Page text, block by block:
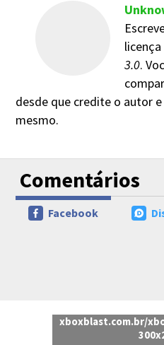
licença
3.0.
desde que credite o autor
mesmo.
Comentários
Facebook
xboxblast.com.br/